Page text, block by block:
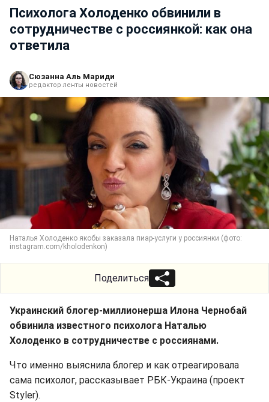
Психолога Холоденко обвинили в
сотрудничестве с россиянкой: как она
ответила
Сюзанна Аль Мариди
редактор ленты новостей
Наталья Холоденко якобы заказала пиар-услуги у россиянки (фото:
instagram.com/kholodenkon)
Поделиться
Украинский блогер-миллионерша Илона Чернобай
обвинила известного психолога Наталью
Холоденко в сотрудничестве с россиянами.
Что именно выяснила блогер и как отреагировала
сама психолог, рассказывает РБК-Украина (проект
Styler).